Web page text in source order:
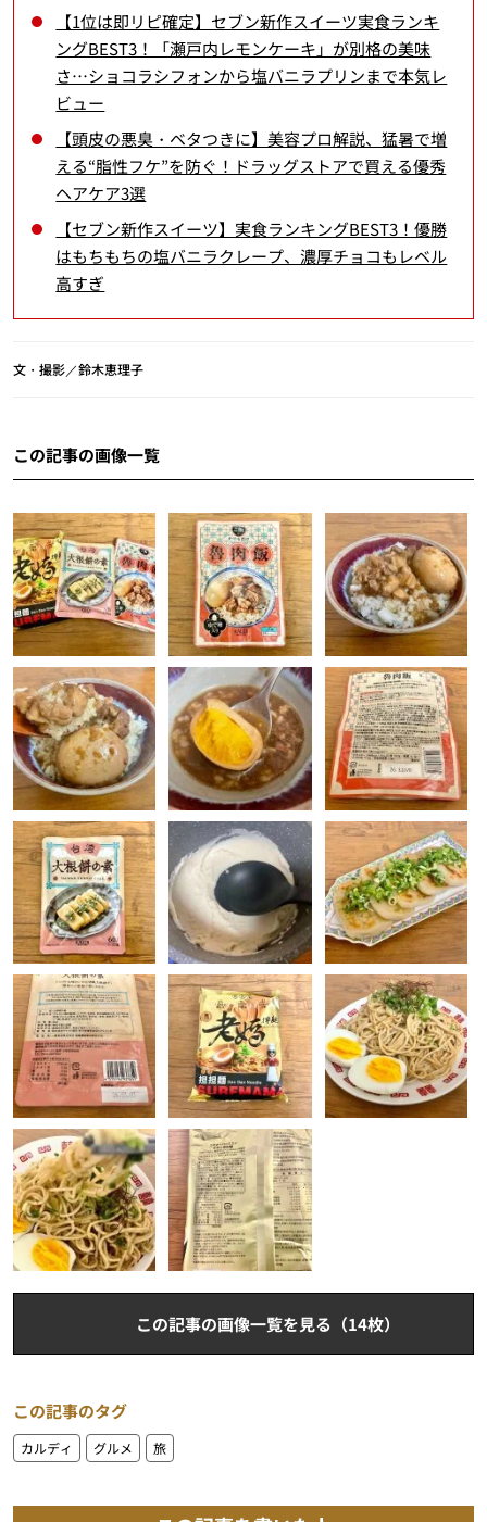
【1位は即リピ確定】セブン新作スイーツ実食ランキ
ングBEST3！「瀬戸内レモンケーキ」が別格の美味
さ…ショコラシフォンから塩バニラプリンまで本気レ
ビュー
【頭皮の悪臭・ベタつきに】美容プロ解説、猛暑で増
える“脂性フケ”を防ぐ！ドラッグストアで買える優秀
ヘアケア3選
【セブン新作スイーツ】実食ランキングBEST3！優勝
はもちもちの塩バニラクレープ、濃厚チョコもレベル
高すぎ
文・撮影／鈴木恵理子
この記事の画像一覧
この記事の画像一覧を見る（14枚）
この記事のタグ
カルディ グルメ 旅